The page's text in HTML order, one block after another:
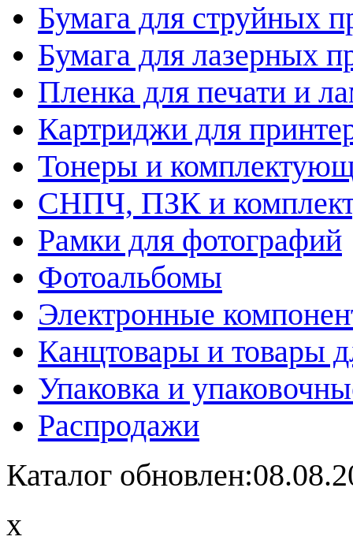
Бумага для струйных
Бумага для лазерных
Пленка для печати и
Картриджи для
Тонеры и
СНПЧ, ПЗК и
Рамки для фотографий
Фотоальбомы
Электронные
Канцтовары и товары
Упаковка и
Распродажи
Каталог
x